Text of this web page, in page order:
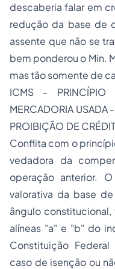
descaberia falar em
redução da base de
assente que não se
bem ponderou o Min.
mas tão somente de
ICMS - PRINCÍPIO
MERCADORIA USADA
PROIBIÇÃO DE
Conflita com o
vedadora da
operação anterior.
valorativa da base
ângulo
alíneas "a" e "b" do
Constituição
caso de isenção ou